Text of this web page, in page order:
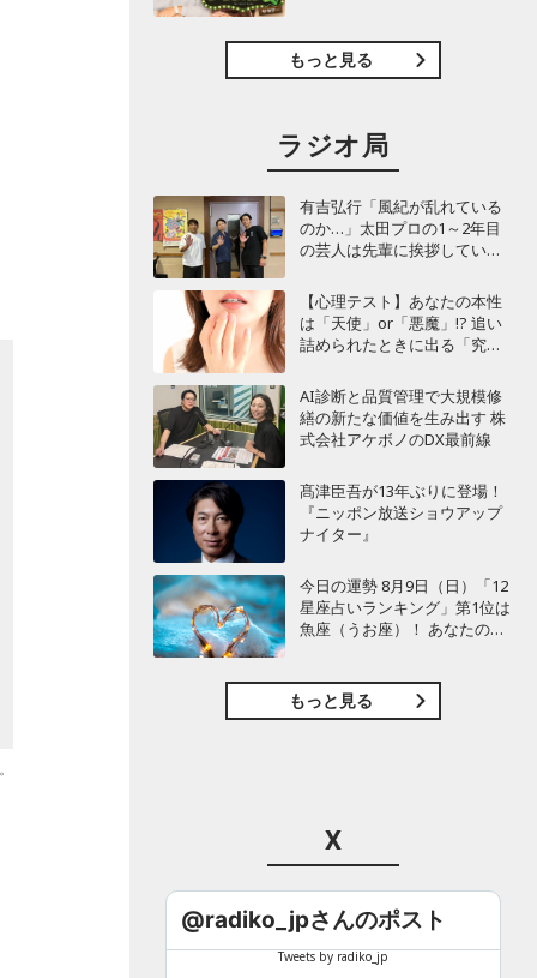
もっと見る
ラジオ局
有吉弘行「風紀が乱れている
のか…」太田プロの1～2年目
の芸人は先輩に挨拶していな
【心理テスト】あなたの本性
は「天使」or「悪魔」!? 追い
詰められたときに出る「究極
AI診断と品質管理で大規模修
繕の新たな価値を生み出す 株
式会社アケボノのDX最前線
髙津臣吾が13年ぶりに登場！
『ニッポン放送ショウアップ
ナイター』
今日の運勢 8月9日（日）「12
星座占いランキング」第1位は
魚座（うお座）！ あなたの星
もっと見る
X
@radiko_jpさんのポスト
Tweets by radiko_jp